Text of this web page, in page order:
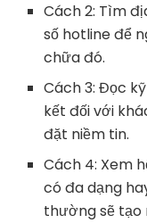
Cách 2: Tìm
số hotline để
chữa đó.
Cách 3: Đọc
kết đối với
đặt niềm tin.
Cách 4: Xem
có đa dạng
thường sẽ tạo